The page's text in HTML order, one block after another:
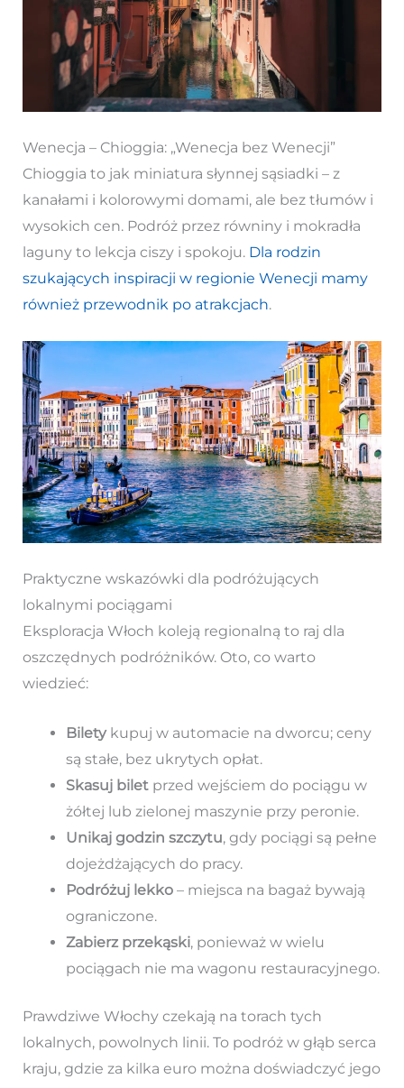
Wenecja – Chioggia: „Wenecja bez Wenecji”
Chioggia to jak miniatura słynnej sąsiadki – z
kanałami i kolorowymi domami, ale bez tłumów i
wysokich cen. Podróż przez równiny i mokradła
laguny to lekcja ciszy i spokoju. Dla rodzin
szukających inspiracji w regionie Wenecji mamy
również przewodnik po atrakcjach.
Praktyczne wskazówki dla podróżujących
lokalnymi pociągami
Eksploracja Włoch koleją regionalną to raj dla
oszczędnych podróżników. Oto, co warto
wiedzieć:
Biletykupuj w automacie na dworcu; ceny
są stałe, bez ukrytych opłat.
Skasuj biletprzed wejściem do pociągu w
żółtej lub zielonej maszynie przy peronie.
Unikaj godzin szczytu, gdy pociągi są pełne
dojeżdżających do pracy.
Podróżuj lekko– miejsca na bagaż bywają
ograniczone.
Zabierz przekąski, ponieważ w wielu
pociągach nie ma wagonu restauracyjnego.
Prawdziwe Włochy czekają na torach tych
lokalnych, powolnych linii. To podróż w głąb serca
kraju, gdzie za kilka euro można doświadczyć jego